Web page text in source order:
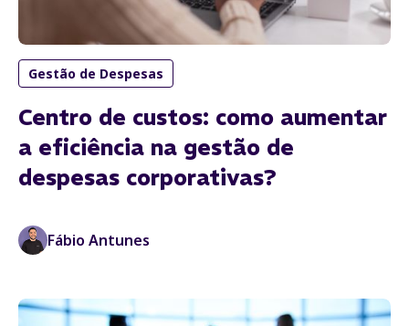
Gestão de Despesas
Centro de custos: como aumentar
a eficiência na gestão de
despesas corporativas?
Fábio Antunes